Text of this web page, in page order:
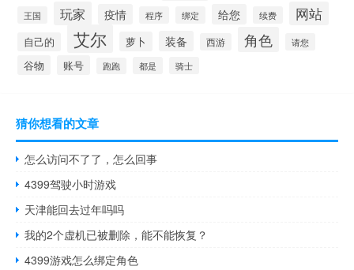
王国 玩家 疫情 程序 绑定 给您 续费 网站
自己的 艾尔 萝卜 装备 西游 角色 请您
谷物 账号 跑跑 都是 骑士
猜你想看的文章
怎么访问不了了，怎么回事
4399驾驶小时游戏
天津能回去过年吗吗
我的2个虚机已被删除，能不能恢复？
4399游戏怎么绑定角色